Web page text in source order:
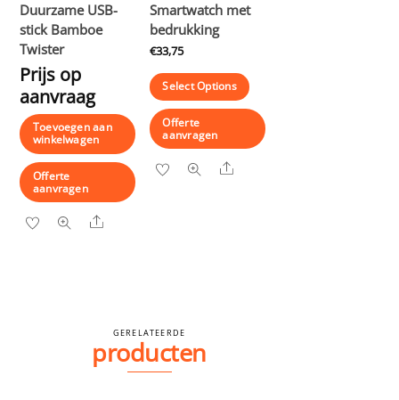
Duurzame USB-
stick Bamboe
Twister
Prijs op
aanvraag
Toevoegen aan
winkelwagen
Offerte
aanvragen
Share
Smartwatch met
bedrukking
€33,75
Select Options
Offerte
aanvragen
Share
GERELATEERDE
producten